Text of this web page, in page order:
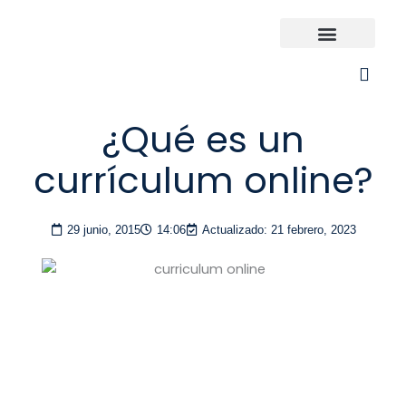
¿Qué es un
currículum online?
29 junio, 2015 14:06 Actualizado: 21 febrero, 2023